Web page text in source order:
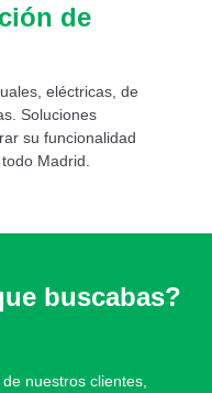
de
eléctricas, de
Soluciones
su funcionalidad
Madrid.
buscabas?
nuestros clientes,